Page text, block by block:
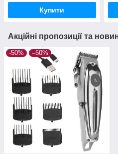
Купити
Акційні пропозиції та
-50% –50%